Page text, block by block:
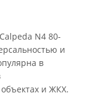
N4 80-
и
в
и ЖКХ.